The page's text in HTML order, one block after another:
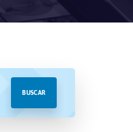
BUSCAR